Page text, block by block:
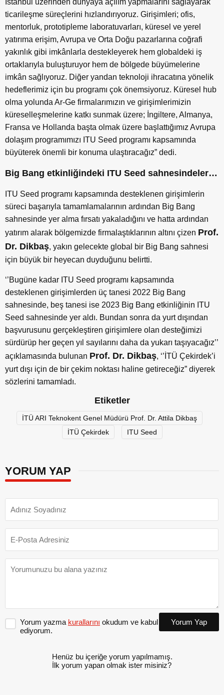
ticarileşme süreçlerini hızlandırıyoruz. Girişimleri; ofis,
mentorluk, prototipleme laboratuvarları, küresel ve yerel
yatırıma erişim, Avrupa ve Orta Doğu pazarlarına coğrafi
yakınlık gibi imkânlarla destekleyerek hem globaldeki iş
ortaklarıyla buluşturuyor hem de bölgede büyümelerine
imkân sağlıyoruz. Diğer yandan teknoloji ihracatına yönelik
hedeflerimiz için bu programı çok önemsiyoruz. Küresel hub
olma yolunda Ar-Ge firmalarımızın ve girişimlerimizin
küreselleşmelerine katkı sunmak üzere; İngiltere, Almanya,
Fransa ve Hollanda başta olmak üzere başlattığımız Avrupa
dolaşım programımızı ITU Seed programı kapsamında
büyüterek önemli bir konuma ulaştıracağız” dedi.
Big Bang etkinliğindeki ITU Seed sahnesindeler…
ITU Seed programı kapsamında desteklenen girişimlerin
süreci başarıyla tamamlamalarının ardından Big Bang
sahnesinde yer alma fırsatı yakaladığını ve hatta ardından
yatırım alarak bölgemizde firmalaştıklarının altını çizen Prof.
Dr. Dikbaş, yakın gelecekte global bir Big Bang sahnesi
için büyük bir heyecan duyduğunu belirtti.
‘’Bugüne kadar ITU Seed programı kapsamında
desteklenen girişimlerden üç tanesi 2022 Big Bang
sahnesinde, beş tanesi ise 2023 Big Bang etkinliğinin ITU
Seed sahnesinde yer aldı. Bundan sonra da yurt dışından
başvurusunu gerçekleştiren girişimlere olan desteğimizi
sürdürüp her geçen yıl sayılarını daha da yukarı taşıyacağız’’
açıklamasında bulunan Prof. Dr. Dikbaş, ‘’İTÜ Çekirdek’i
yurt dışı için de bir çekim noktası haline getireceğiz” diyerek
sözlerini tamamladı.
Etiketler
İTÜ ARI Teknokent Genel Müdürü Prof. Dr. Attila Dikbaş
İTÜ Çekirdek
ITU Seed
YORUM YAP
Yorum yazma kurallarını okudum ve kabul
ediyorum.
Yorum Yap
Henüz bu içeriğe yorum yapılmamış.
İlk yorum yapan olmak ister misiniz?